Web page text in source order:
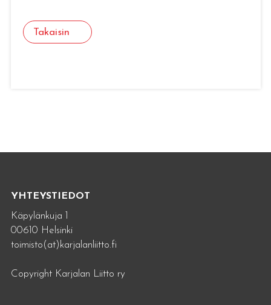
Takaisin
YHTEYSTIEDOT
Käpylänkuja 1
00610 Helsinki
toimisto(at)karjalanliitto.fi
Copyright Karjalan Liitto ry